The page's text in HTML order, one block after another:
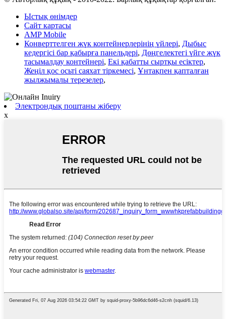
Ыстық өнімдер
Сайт картасы
AMP Mobile
Конверттелген жүк контейнерлерінің үйлері, Дыбыс
кедергісі бар қабырға панельдері, Дөңгелектегі үйге жүк
тасымалдау контейнері, Екі қабатты сыртқы есіктер,
Жеңіл қос осьті саяхат тіркемесі, Ұнтақпен қапталған
жылжымалы терезелер,
Электрондық поштаны жіберу
x